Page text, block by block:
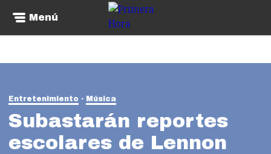
Menú
Entretenimiento Música
Subastarán reportes
escolares de Lennon